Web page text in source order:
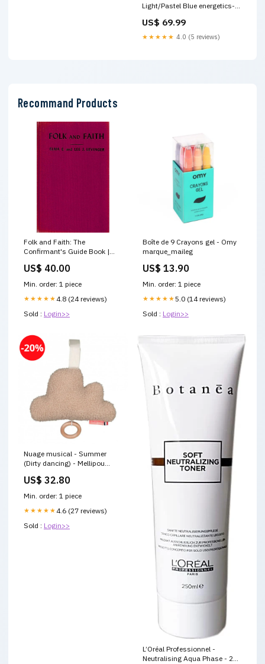
Light/Pastel Blue energetics-
US$ 69.99
★★★★★ 4.0 (5 reviews)
Recommand Products
Folk and Faith: The
Confirmant's Guide Book |
Lee J. Livinger Boer War
US$ 40.00
Min. order: 1 piece
★★★★★ 4.8 (24 reviews)
Sold : Login>>
Boîte de 9 Crayons gel - Omy
marque_maileg
US$ 13.90
Min. order: 1 piece
★★★★★5.0 (14 reviews)
Sold : Login>>
Nuage musical - Summer
(Dirty dancing) - Mellipou
US$ 32.80
Min. order: 1 piece
★★★★★ 4.6 (27 reviews)
Sold : Login>>
L’Oréal Professionnel -
Neutralising Aqua Phase - 250